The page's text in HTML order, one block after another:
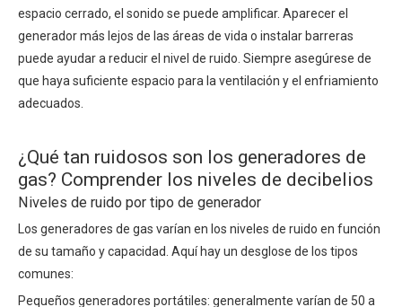
espacio cerrado, el sonido se puede amplificar. Aparecer el
generador más lejos de las áreas de vida o instalar barreras
puede ayudar a reducir el nivel de ruido. Siempre asegúrese de
que haya suficiente espacio para la ventilación y el enfriamiento
adecuados.
¿Qué tan ruidosos son los generadores de
gas? Comprender los niveles de decibelios
Niveles de ruido por tipo de generador
Los generadores de gas varían en los niveles de ruido en función
de su tamaño y capacidad. Aquí hay un desglose de los tipos
comunes:
Pequeños generadores portátiles: generalmente varían de 50 a